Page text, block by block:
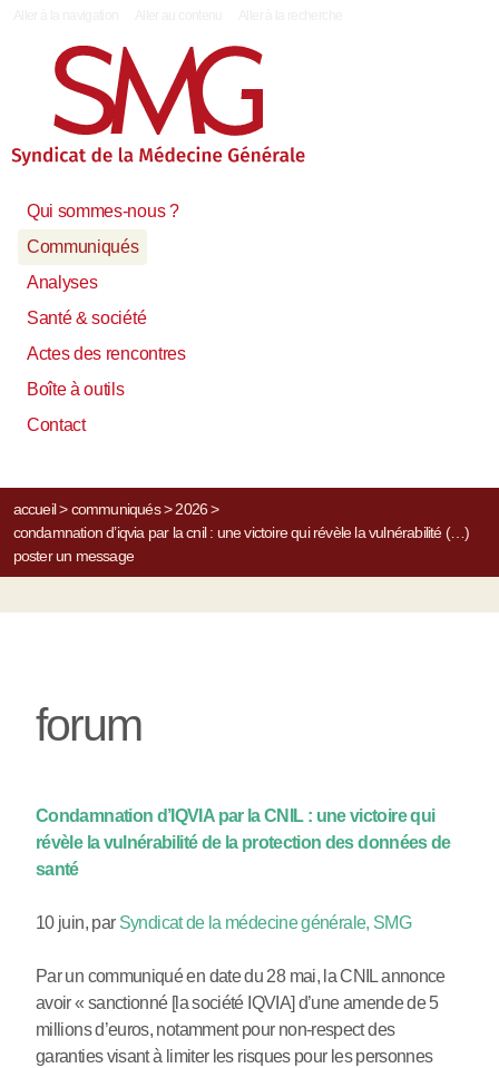
Qui sommes-nous ?
Communiqués
Analyses
Santé & société
Actes des rencontres
Boîte à outils
Contact
accueil> communiqués> 2026>
condamnation d’iqvia par la cnil : une victoire qui révèle la vulnérabilité (…)
poster un message
forum
Condamnation d’IQVIA par la CNIL : une victoire qui
révèle la vulnérabilité de la protection des données de
santé
10 juin, par Syndicat de la médecine générale, SMG
Par un communiqué en date du 28 mai, la CNIL annonce
avoir « sanctionné [la société IQVIA] d’une amende de 5
millions d’euros, notamment pour non-respect des
garanties visant à limiter les risques pour les personnes